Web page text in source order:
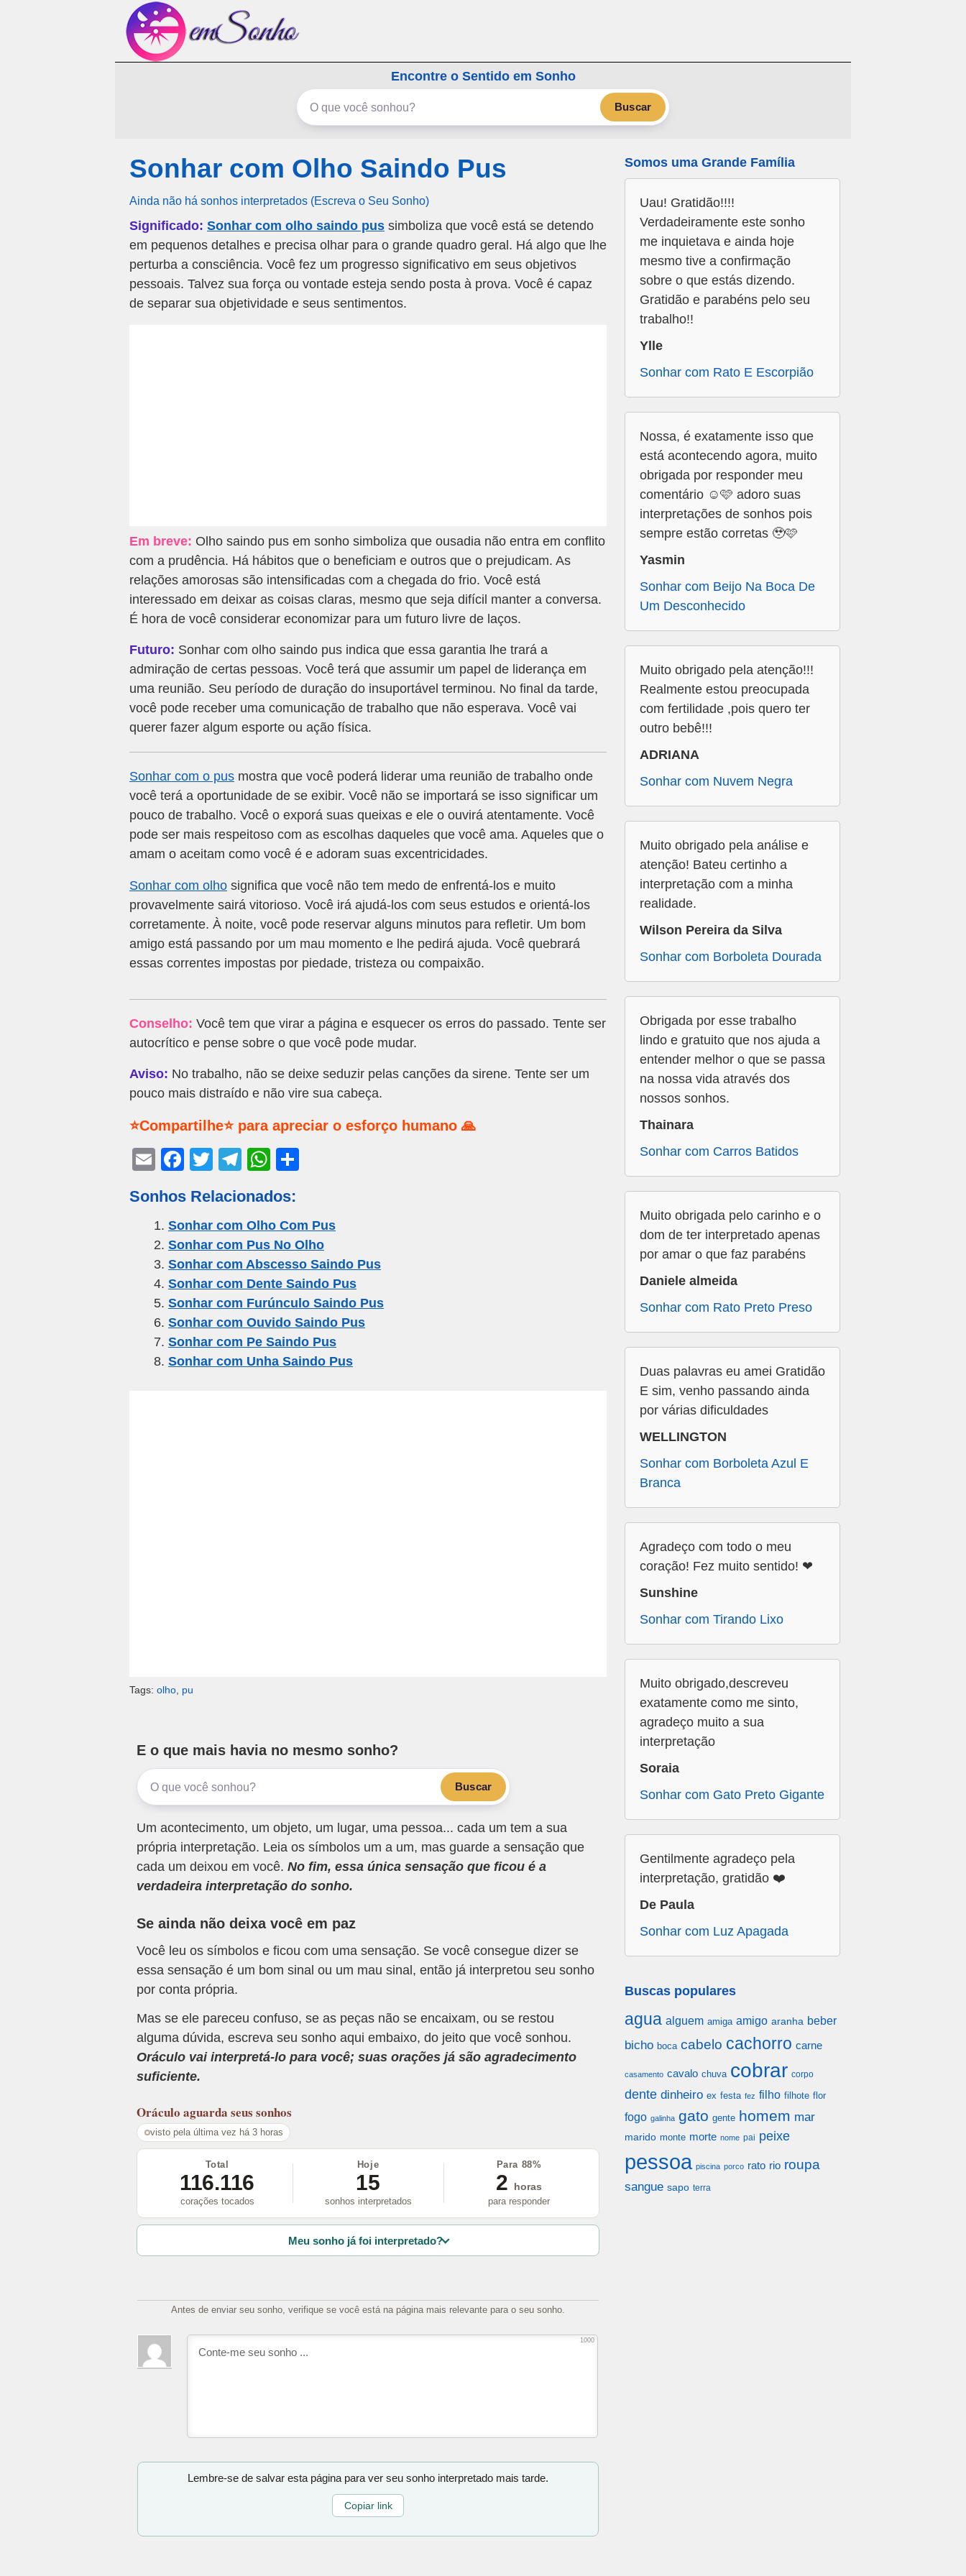
Encontre o Sentido em Sonho
Buscar
Sonhar com Olho Saindo Pus
Ainda não há sonhos interpretados (Escreva o Seu Sonho)
Significado: Sonhar com olho saindo pus simboliza que você está se detendo
em pequenos detalhes e precisa olhar para o grande quadro geral. Há algo que lhe
perturba a consciência. Você fez um progresso significativo em seus objetivos
pessoais. Talvez sua força ou vontade esteja sendo posta à prova. Você é capaz
de separar sua objetividade e seus sentimentos.
Em breve: Olho saindo pus em sonho simboliza que ousadia não entra em conflito
com a prudência. Há hábitos que o beneficiam e outros que o prejudicam. As
relações amorosas são intensificadas com a chegada do frio. Você está
interessado em deixar as coisas claras, mesmo que seja difícil manter a conversa.
É hora de você considerar economizar para um futuro livre de laços.
Futuro: Sonhar com olho saindo pus indica que essa garantia lhe trará a
admiração de certas pessoas. Você terá que assumir um papel de liderança em
uma reunião. Seu período de duração do insuportável terminou. No final da tarde,
você pode receber uma comunicação de trabalho que não esperava. Você vai
querer fazer algum esporte ou ação física.
Sonhar com o pus mostra que você poderá liderar uma reunião de trabalho onde
você terá a oportunidade de se exibir. Você não se importará se isso significar um
pouco de trabalho. Você o exporá suas queixas e ele o ouvirá atentamente. Você
pode ser mais respeitoso com as escolhas daqueles que você ama. Aqueles que o
amam o aceitam como você é e adoram suas excentricidades.
Sonhar com olho significa que você não tem medo de enfrentá-los e muito
provavelmente sairá vitorioso. Você irá ajudá-los com seus estudos e orientá-los
corretamente. À noite, você pode reservar alguns minutos para refletir. Um bom
amigo está passando por um mau momento e lhe pedirá ajuda. Você quebrará
essas correntes impostas por piedade, tristeza ou compaixão.
Conselho: Você tem que virar a página e esquecer os erros do passado. Tente ser
autocrítico e pense sobre o que você pode mudar.
Aviso: No trabalho, não se deixe seduzir pelas canções da sirene. Tente ser um
pouco mais distraído e não vire sua cabeça.
⭐Compartilhe⭐ para apreciar o esforço humano 🙏
E
ail
F
c
e
b
o
o
k
T
tt
er
T
e
gr
a
m
W
at
s
A
p
p
e
Sonhos Relacionados:
Sonhar com Olho Com Pus
Sonhar com Pus No Olho
Sonhar com Abscesso Saindo Pus
Sonhar com Dente Saindo Pus
Sonhar com Furúnculo Saindo Pus
Sonhar com Ouvido Saindo Pus
Sonhar com Pe Saindo Pus
Sonhar com Unha Saindo Pus
Tags: olho pu
E o que mais havia no mesmo sonho?
Buscar
Um acontecimento, um objeto, um lugar, uma pessoa... cada um tem a sua
própria interpretação. Leia os símbolos um a um, mas guarde a sensação que
cada um deixou em você. No fim, essa única sensação que ficou é a
verdadeira interpretação do sonho.
Se ainda não deixa você em paz
Você leu os símbolos e ficou com uma sensação. Se você consegue dizer se
essa sensação é um bom sinal ou um mau sinal, então já interpretou seu sonho
por conta própria.
Mas se ele pareceu confuso, se as peças não se encaixam, ou se restou
alguma dúvida, escreva seu sonho aqui embaixo, do jeito que você sonhou.
Oráculo vai interpretá-lo para você; suas orações já são agradecimento
suficiente.
Oráculo aguarda seus sonhos
visto pela última vez há 3 horas
Total
116.116
corações tocados
Hoje
15
sonhos interpretados
Para 88%
2
horas
para responder
Meu sonho já foi interpretado?
Antes de enviar seu sonho, verifique se você está na página mais relevante para o seu sonho.
1000
Lembre-se de salvar esta página para ver seu sonho interpretado mais tarde.
Copiar link
Somos uma Grande Família
Uau! Gratidão!!!!
Verdadeiramente este sonho
me inquietava e ainda hoje
mesmo tive a confirmação
sobre o que estás dizendo.
Gratidão e parabéns pelo seu
trabalho!!
Ylle
Sonhar com Rato E Escorpião
Nossa, é exatamente isso que
está acontecendo agora, muito
obrigada por responder meu
comentário ☺️🩷 adoro suas
interpretações de sonhos pois
sempre estão corretas 🥹🩷
Yasmin
Sonhar com Beijo Na Boca De
Um Desconhecido
Muito obrigado pela atenção!!!
Realmente estou preocupada
com fertilidade ,pois quero ter
outro bebê!!!
ADRIANA
Sonhar com Nuvem Negra
Muito obrigado pela análise e
atenção! Bateu certinho a
interpretação com a minha
realidade.
Wilson Pereira da Silva
Sonhar com Borboleta Dourada
Obrigada por esse trabalho
lindo e gratuito que nos ajuda a
entender melhor o que se passa
na nossa vida através dos
nossos sonhos.
Thainara
Sonhar com Carros Batidos
Muito obrigada pelo carinho e o
dom de ter interpretado apenas
por amar o que faz parabéns
Daniele almeida
Sonhar com Rato Preto Preso
Duas palavras eu amei Gratidão
E sim, venho passando ainda
por várias dificuldades
WELLINGTON
Sonhar com Borboleta Azul E
Branca
Agradeço com todo o meu
coração! Fez muito sentido! ❤
Sunshine
Sonhar com Tirando Lixo
Muito obrigado,descreveu
exatamente como me sinto,
agradeço muito a sua
interpretação
Soraia
Sonhar com Gato Preto Gigante
Gentilmente agradeço pela
interpretação, gratidão ❤️
De Paula
Sonhar com Luz Apagada
Buscas populares
agua alguem amiga amigo aranha beber
bicho boca cabelo cachorro carne
casamento cavalo chuva cobrar corpo
dente dinheiro ex festa fez filho filhote flor
fogo galinha gato gente homem mar
marido monte morte nome pai peixe
pessoa piscina porco rato rio roupa
sangue sapo terra